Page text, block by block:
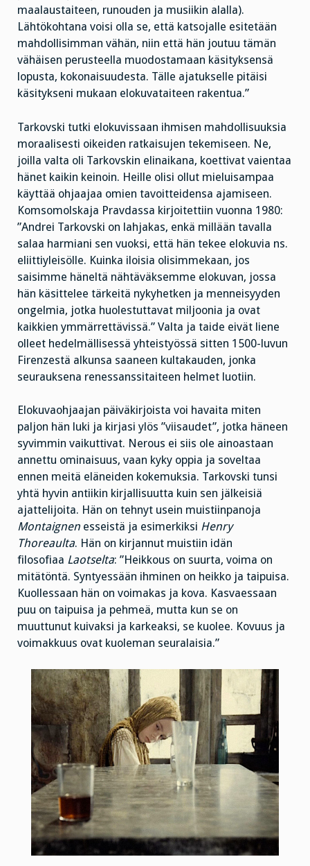
maalaustaiteen, runouden ja musiikin alalla).
Lähtökohtana voisi olla se, että katsojalle esitetään
mahdollisimman vähän, niin että hän joutuu tämän
vähäisen perusteella muodostamaan käsityksensä
lopusta, kokonaisuudesta. Tälle ajatukselle pitäisi
käsitykseni mukaan elokuvataiteen rakentua.”
Tarkovski tutki elokuvissaan ihmisen mahdollisuuksia
moraalisesti oikeiden ratkaisujen tekemiseen. Ne,
joilla valta oli Tarkovskin elinaikana, koettivat vaientaa
hänet kaikin keinoin. Heille olisi ollut mieluisampaa
käyttää ohjaajaa omien tavoitteidensa ajamiseen.
Komsomolskaja Pravdassa kirjoitettiin vuonna 1980:
”Andrei Tarkovski on lahjakas, enkä millään tavalla
salaa harmiani sen vuoksi, että hän tekee elokuvia ns.
eliittiyleisölle. Kuinka iloisia olisimmekaan, jos
saisimme häneltä nähtäväksemme elokuvan, jossa
hän käsittelee tärkeitä nykyhetken ja menneisyyden
ongelmia, jotka huolestuttavat miljoonia ja ovat
kaikkien ymmärrettävissä.” Valta ja taide eivät liene
olleet hedelmällisessä yhteistyössä sitten 1500-luvun
Firenzestä alkunsa saaneen kultakauden, jonka
seurauksena renessanssitaiteen helmet luotiin.
Elokuvaohjaajan päiväkirjoista voi havaita miten
paljon hän luki ja kirjasi ylös ”viisaudet”, jotka häneen
syvimmin vaikuttivat. Nerous ei siis ole ainoastaan
annettu ominaisuus, vaan kyky oppia ja soveltaa
ennen meitä eläneiden kokemuksia. Tarkovski tunsi
yhtä hyvin antiikin kirjallisuutta kuin sen jälkeisiä
ajattelijoita. Hän on tehnyt usein muistiinpanoja
Montaignen esseistä ja esimerkiksi Henry
Thoreaulta. Hän on kirjannut muistiin idän
filosofiaa Laotselta: ”Heikkous on suurta, voima on
mitätöntä. Syntyessään ihminen on heikko ja taipuisa.
Kuollessaan hän on voimakas ja kova. Kasvaessaan
puu on taipuisa ja pehmeä, mutta kun se on
muuttunut kuivaksi ja karkeaksi, se kuolee. Kovuus ja
voimakkuus ovat kuoleman seuralaisia.”